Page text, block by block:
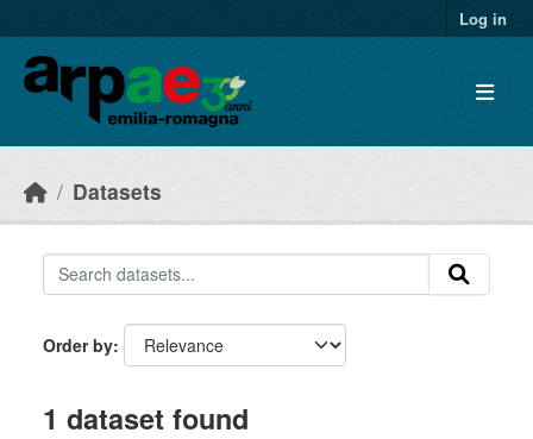
Log in
Datasets
Order by
1 dataset found